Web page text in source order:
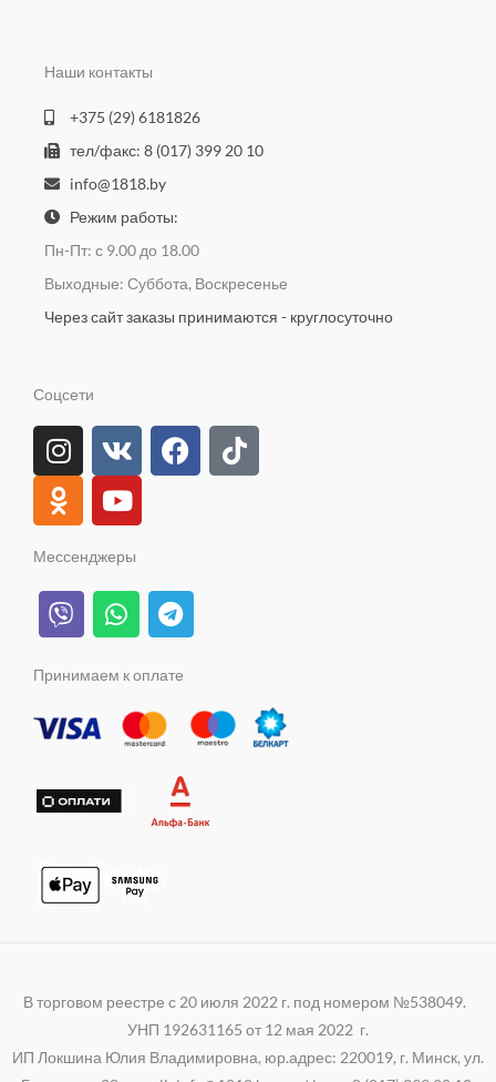
Наши контакты
+375 (29) 6181826
тел/факс: 8 (017) 399 20 10
info@1818.by
Режим работы:
Пн-Пт: с 9.00 до 18.00
Выходные: Суббота, Воскресенье
Через сайт заказы принимаются - круглосуточно
Соцсети
I
n
s
t
a
r
a
V
k
F
a
o
k
T
i
O
d
n
o
k
a
s
n
i
k
Y
o
u
t
u
b
e
Мессенджеры
V
i
e
W
h
t
a
p
T
e
e
m
Принимаем к оплате
В торговом реестре с 20 июля 2022 г. под номером №538049.
УНП 192631165 от 12 мая 2022 г.
ИП Локшина Юлия Владимировна, юр.адрес: 220019, г. Минск, ул.